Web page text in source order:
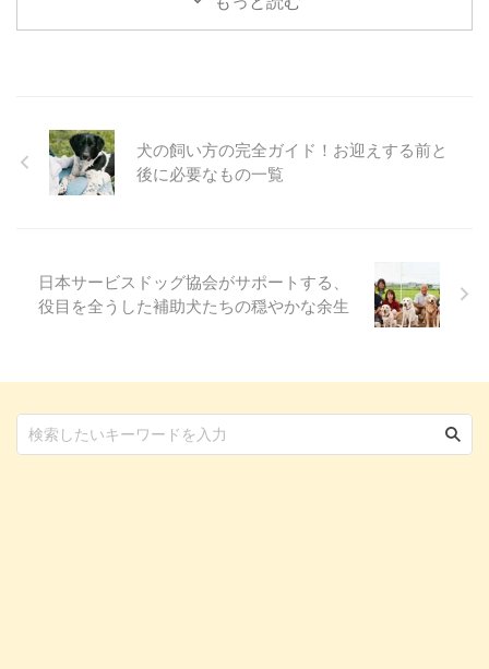
すが、みんなで行くのは初めての
試みです。 今回、初詣の場所と
ポートします！ 愛犬と一緒に参
拝できる鎮守氷川神社って？
「氷川神社」という名前は、お聞
ほどあり、鎮守氷川神社 ...
犬の飼い方の完全ガイド！お迎えする前と
後に必要なもの一覧
日本サービスドッグ協会がサポートする、
役目を全うした補助犬たちの穏やかな余生